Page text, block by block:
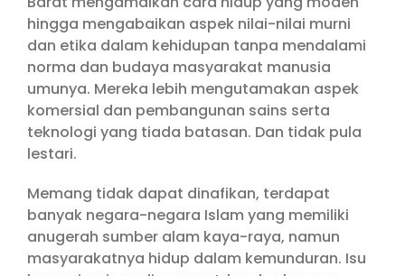
hingga mengabaikan aspek nilai-nilai murni
dan etika dalam kehidupan tanpa mendalami
norma dan budaya masyarakat manusia
umunya. Mereka lebih mengutamakan aspek
komersial dan pembangunan sains serta
teknologi yang tiada batasan. Dan tidak pula
lestari.
Memang tidak dapat dinafikan, terdapat
banyak negara-negara Islam yang memiliki
anugerah sumber alam kaya-raya, namun
masyarakatnya hidup dalam kemunduran. Isu